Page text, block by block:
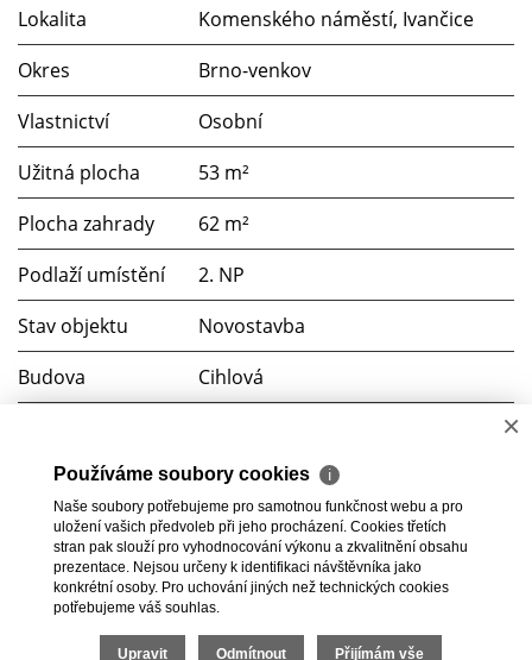
Lokalita
Komenského náměstí, Ivančice
Okres
Brno-venkov
Vlastnictví
Osobní
Užitná plocha
53 m²
Plocha zahrady
62 m²
Podlaží umístění
2. NP
Stav objektu
Novostavba
Budova
Cihlová
Soubory ke stažení
PENB
×
Používáme soubory cookies ℹ
Naše soubory potřebujeme pro samotnou funkčnost webu a pro
uložení vašich předvoleb při jeho procházení. Cookies třetích
stran pak slouží pro vyhodnocování výkonu a zkvalitnění obsahu
prezentace. Nejsou určeny k identifikaci návštěvníka jako
konkrétní osoby. Pro uchování jiných než technických cookies
potřebujeme váš souhlas.
Upravit Odmítnout Přijímám vše